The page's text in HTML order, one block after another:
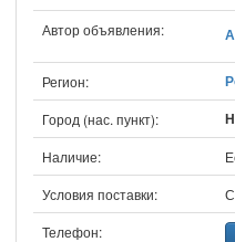
Автор объявления:
Регион:
Город (нас. пункт):
Наличие:
Условия поставки:
Телефон: